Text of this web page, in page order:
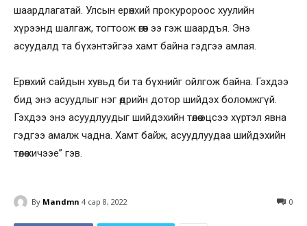
шаардлагатай. Улсын ерөнхий прокуророос хуулийн
хүрээнд шалгаж, тогтоож өгөөч ээ гэж шаардъя. Энэ
асуудалд та бүхэнтэйгээ хамт байна гэдгээ амлая.
Ерөнхий сайдын хувьд би та бүхнийг ойлгож байна. Гэхдээ
бид энэ асуудлыг нэг өдрийн дотор шийдэх боломжгүй.
Гэхдээ энэ асуудлуудыг шийдэхийн төлөө эцсээ хүртэл явна
гэдгээ амалж чадна. Хамт байж, асуудлуудаа шийдэхийн
төлөө хичээе” гэв.
By Mandmn 4 сар 8, 2022 0